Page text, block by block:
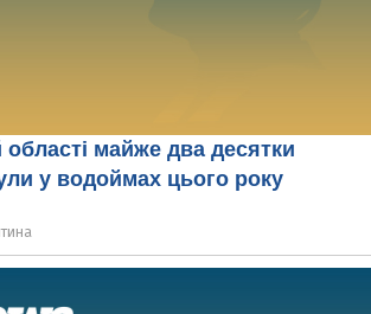
області майже два десятки
у водоймах цього року